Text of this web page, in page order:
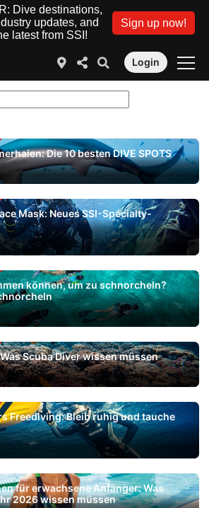
Dive destinations,
updates, and
latest from SSI!
Sign up now!
Login
Die 10 besten DIVE SPOTS
Mask: Neues SSI-Specialty-
können, um zu schnorcheln?
Scuba Diver wissen müssen
Freediving: Bleib ruhig und tauche
für erwachsene Anfänger: Was
2026 wissen müssen